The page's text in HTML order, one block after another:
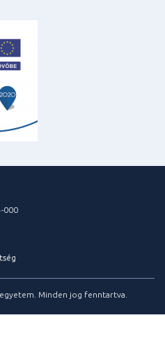
000
Minden jog fenntartva.